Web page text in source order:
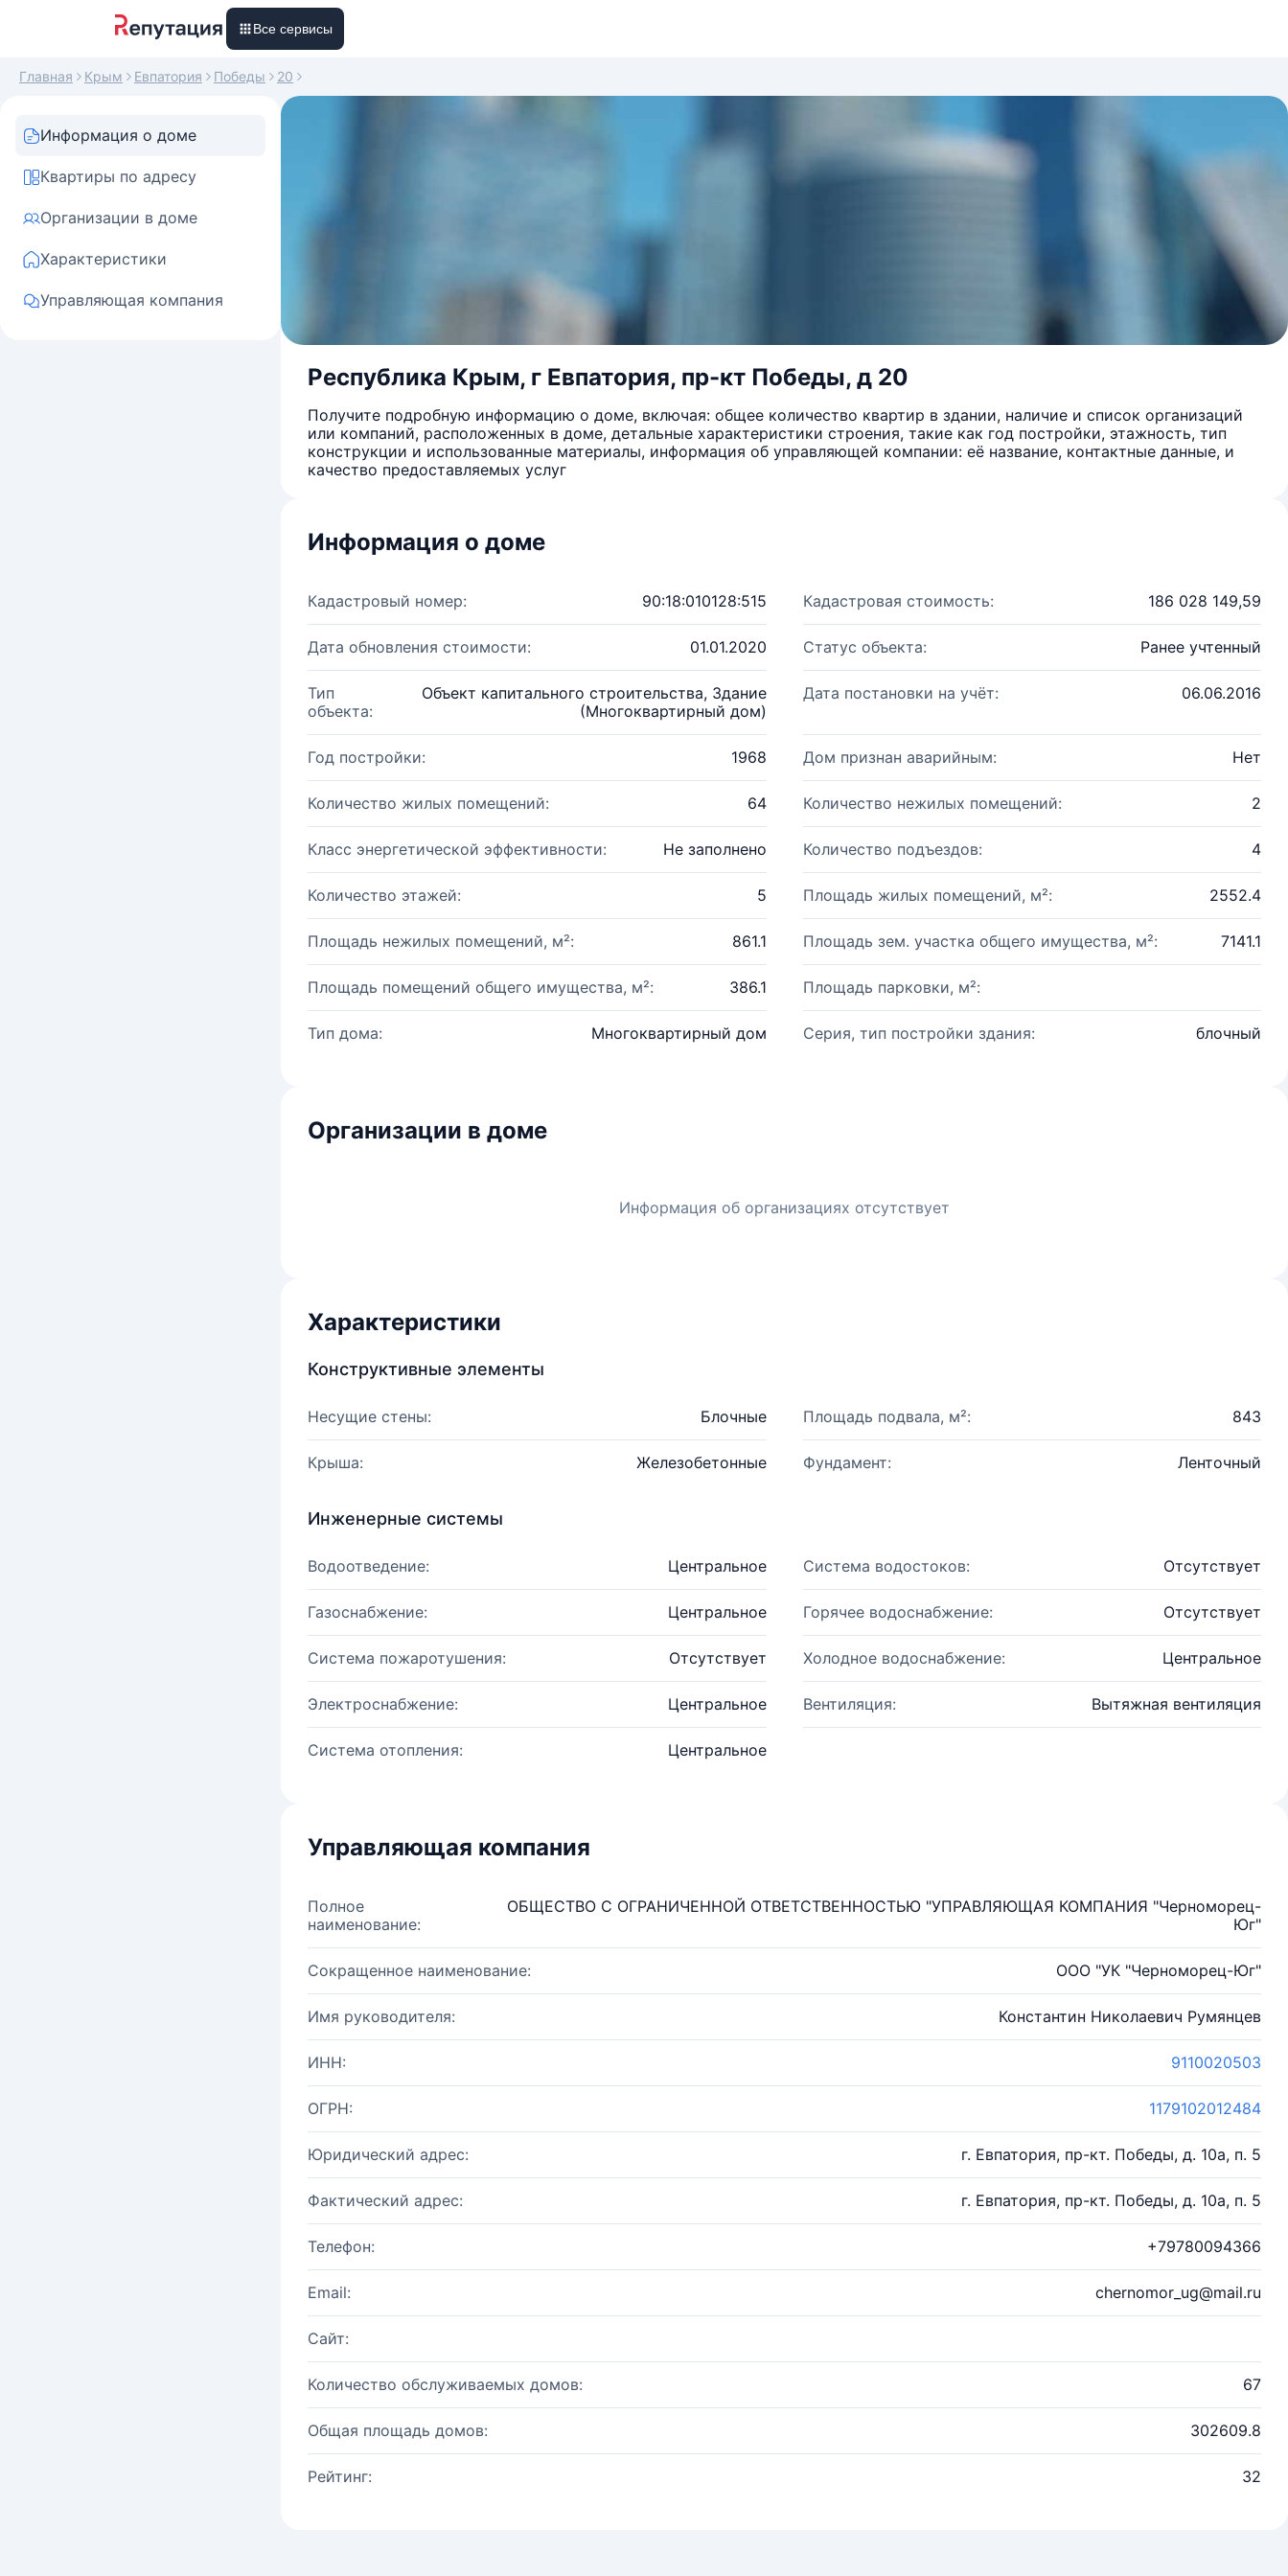
Все сервисы
Главная Крым Евпатория Победы 20
Информация о доме
Квартиры по адресу
Организации в доме
Характеристики
Управляющая компания
Республика Крым, г Евпатория, пр-кт Победы, д 20
Получите подробную информацию о доме, включая: общее количество квартир в здании, наличие и список организаций
или компаний, расположенных в доме, детальные характеристики строения, такие как год постройки, этажность, тип
конструкции и использованные материалы, информация об управляющей компании: её название, контактные данные, и
качество предоставляемых услуг
Информация о доме
Кадастровый номер: 90:18:010128:515 Кадастровая стоимость: 186 028 149,59
Дата обновления стоимости: 01.01.2020 Статус объекта: Ранее учтенный
Тип
объекта:
Объект капитального строительства, Здание
(Многоквартирный дом)
Дата постановки на учёт: 06.06.2016
Год постройки: 1968 Дом признан аварийным: Нет
Количество жилых помещений: 64 Количество нежилых помещений: 2
Класс энергетической эффективности: Не заполнено Количество подъездов: 4
Количество этажей: 5 Площадь жилых помещений, м²: 2552.4
Площадь нежилых помещений, м²: 861.1 Площадь зем. участка общего имущества, м²: 7141.1
Площадь помещений общего имущества, м²: 386.1 Площадь парковки, м²:
Тип дома: Многоквартирный дом Серия, тип постройки здания: блочный
Организации в доме
Информация об организациях отсутствует
Характеристики
Конструктивные элементы
Несущие стены: Блочные Площадь подвала, м²: 843
Крыша: Железобетонные Фундамент: Ленточный
Инженерные системы
Водоотведение: Центральное Система водостоков: Отсутствует
Газоснабжение: Центральное Горячее водоснабжение: Отсутствует
Система пожаротушения: Отсутствует Холодное водоснабжение: Центральное
Электроснабжение: Центральное Вентиляция: Вытяжная вентиляция
Система отопления: Центральное
Управляющая компания
Полное
наименование:
ОБЩЕСТВО С ОГРАНИЧЕННОЙ ОТВЕТСТВЕННОСТЬЮ "УПРАВЛЯЮЩАЯ КОМПАНИЯ "Черноморец-
Юг"
Сокращенное наименование: ООО "УК "Черноморец-Юг"
Имя руководителя: Константин Николаевич Румянцев
ИНН: 9110020503
ОГРН: 1179102012484
Юридический адрес: г. Евпатория, пр-кт. Победы, д. 10а, п. 5
Фактический адрес: г. Евпатория, пр-кт. Победы, д. 10а, п. 5
Телефон: +79780094366
Email: chernomor_ug@mail.ru
Сайт:
Количество обслуживаемых домов: 67
Общая площадь домов: 302609.8
Рейтинг: 32